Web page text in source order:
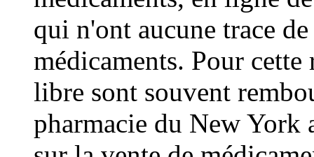
qui n'ont aucune trace
médicaments. Pour
libre sont souvent
pharmacie du New York